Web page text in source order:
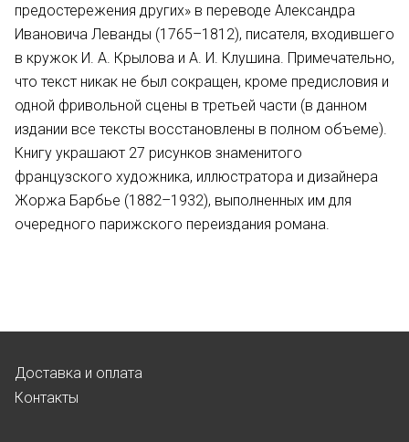
предостережения других» в переводе Александра
Ивановича Леванды (1765–1812), писателя, входившего
в кружок И. А. Крылова и А. И. Клушина. Примечательно,
что текст никак не был сокращен, кроме предисловия и
одной фривольной сцены в третьей части (в данном
издании все тексты восстановлены в полном объеме).
Книгу украшают 27 рисунков знаменитого
французского художника, иллюстратора и дизайнера
Жоржа Барбье (1882–1932), выполненных им для
очередного парижского переиздания романа.
Доставка и оплата
Контакты